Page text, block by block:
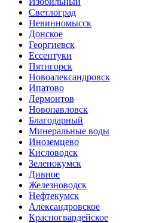
Светлоград
Невинномысск
Донское
Георгиевск
Ессентуки
Пятигорск
Новоалександровск
Ипатово
Лермонтов
Новопавловск
Благодарный
Минеральные воды
Иноземцево
Кисловодск
Зеленокумск
Дивное
Железноводск
Нефтекумск
Александровское
Красногвардейское